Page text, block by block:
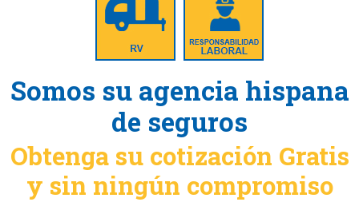
Somos su agencia hispana
de seguros
Obtenga su cotización Gratis
y sin ningún compromiso